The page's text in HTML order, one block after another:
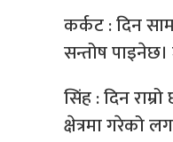
कर्कट : दिन
सन्तोष पाइनेछ।
सिंह : दिन
क्षेत्रमा गरेको